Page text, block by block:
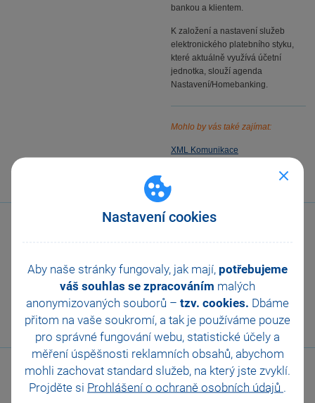
Nastavení cookies
Aby naše stránky fungovaly, jak mají, potřebujeme
váš souhlas se zpracováním malých
anonymizovaných souborů – tzv. cookies. Dbáme
přitom na vaše soukromí, a tak je používáme pouze
pro správné fungování webu, statistické účely a
měření úspěšnosti reklamních obsahů, abychom
mohli zachovat standard služeb, na který jste zvyklí.
Projděte si Prohlášení o ochraně osobních údajů .
bankou a klientem.
K založení a nastavení služeb
elektronického platebního styku,
které aktuálně využívá účetní
jednotka, slouží agenda
Nastavení/Homebanking.
Mohlo by vás také zajímat:
XML Komunikace
Zavolejte nám
567 112 611